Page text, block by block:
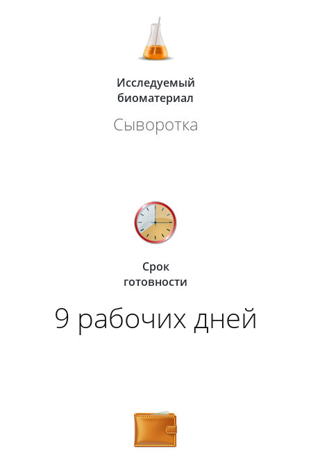
Исследуемый
биоматериал
Сыворотка
Срок
готовности
9 рабочих дней